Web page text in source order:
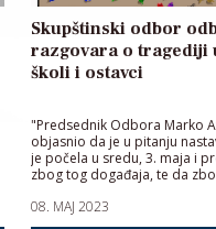
Skupštinski odbor
razgovara o tragediji
školi i ostavci
"Predsednik Odbora Marko
objasnio da je u pitanju
je počela u sredu, 3. maja i
zbog tog događaja, te da
08. MAJ 2023